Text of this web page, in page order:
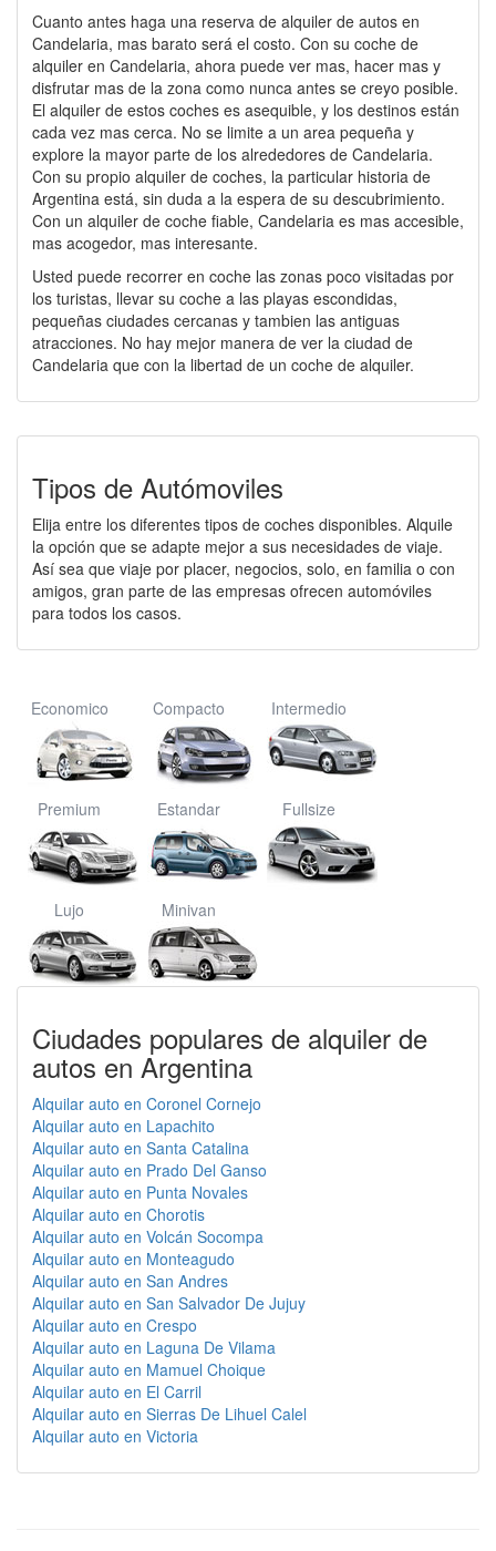
Cuanto antes haga una reserva de alquiler de autos en
Candelaria, mas barato será el costo. Con su coche de
alquiler en Candelaria, ahora puede ver mas, hacer mas y
disfrutar mas de la zona como nunca antes se creyo posible.
El alquiler de estos coches es asequible, y los destinos están
cada vez mas cerca. No se limite a un area pequeña y
explore la mayor parte de los alrededores de Candelaria.
Con su propio alquiler de coches, la particular historia de
Argentina está, sin duda a la espera de su descubrimiento.
Con un alquiler de coche fiable, Candelaria es mas accesible,
mas acogedor, mas interesante.
Usted puede recorrer en coche las zonas poco visitadas por
los turistas, llevar su coche a las playas escondidas,
pequeñas ciudades cercanas y tambien las antiguas
atracciones. No hay mejor manera de ver la ciudad de
Candelaria que con la libertad de un coche de alquiler.
Tipos de Autómoviles
Elija entre los diferentes tipos de coches disponibles. Alquile
la opción que se adapte mejor a sus necesidades de viaje.
Así sea que viaje por placer, negocios, solo, en familia o con
amigos, gran parte de las empresas ofrecen automóviles
para todos los casos.
Economico Compacto Intermedio
Premium Estandar Fullsize
Lujo Minivan
Ciudades populares de alquiler de
autos en Argentina
Alquilar auto en Coronel Cornejo
Alquilar auto en Lapachito
Alquilar auto en Santa Catalina
Alquilar auto en Prado Del Ganso
Alquilar auto en Punta Novales
Alquilar auto en Chorotis
Alquilar auto en Volcán Socompa
Alquilar auto en Monteagudo
Alquilar auto en San Andres
Alquilar auto en San Salvador De Jujuy
Alquilar auto en Crespo
Alquilar auto en Laguna De Vilama
Alquilar auto en Mamuel Choique
Alquilar auto en El Carril
Alquilar auto en Sierras De Lihuel Calel
Alquilar auto en Victoria